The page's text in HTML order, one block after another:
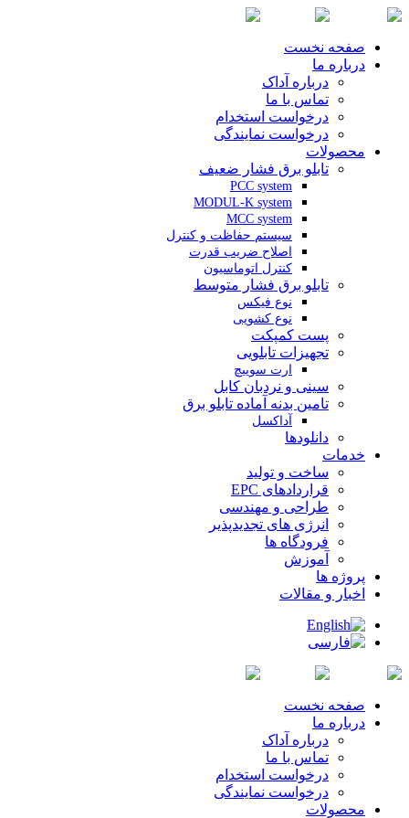
صفحه نخست
درباره ما
درباره آداک
تماس با ما
درخواست استخدام
درخواست نمایندگی
محصولات
تابلو برق فشار ضعیف
PCC system
MODUL-K system
MCC system
سیستم حفاظت و کنترل
اصلاح ضریب قدرت
کنترل اتوماسیون
تابلو برق فشار متوسط
نوع فیکس
نوع کشویی
پست کمپکت
تجهیزات تابلویی
ارت سوییچ
سینی و نردبان کابل
تامین بدنه آماده تابلو برق
آداکسل
دانلودها
خدمات
ساخت و تولید
قراردادهای EPC
طراحی و مهندسی
انرژی های تجدیدپذیر
فرودگاه ها
آموزش
پروژه ها
اخبار و مقالات
صفحه نخست
درباره ما
درباره آداک
تماس با ما
درخواست استخدام
درخواست نمایندگی
محصولات